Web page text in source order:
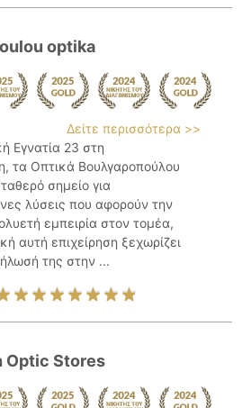
optika
Δείτε περισσότερα >>
Εγνατία 23 στη
τα Οπτικά Βουλγαροπούλου
σημείο για
λύσεις που αφορούν την
εμπειρία στον τομέα,
αυτή επιχείρηση ξεχωρίζει
της στην ...
Optic Stores